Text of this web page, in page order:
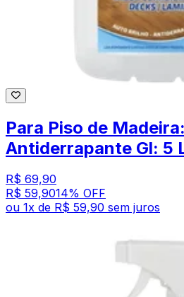
Para Piso de
Antiderrapante Gl: 5
R$ 69,90
R$ 59,9014% OFF
ou 1x de R$ 59,90 sem juros